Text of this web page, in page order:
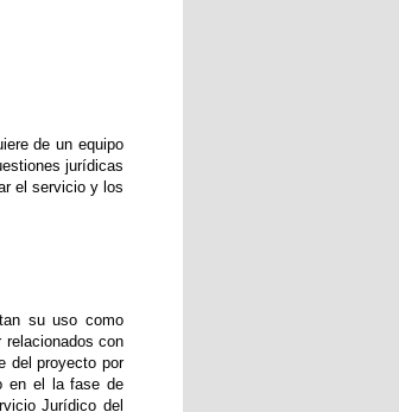
de un equipo
jurídicas
el servicio y los
su uso como
con
del proyecto por
en el la fase de
Jurídico del